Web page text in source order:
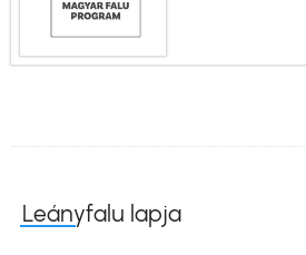
Leányfalu lapja